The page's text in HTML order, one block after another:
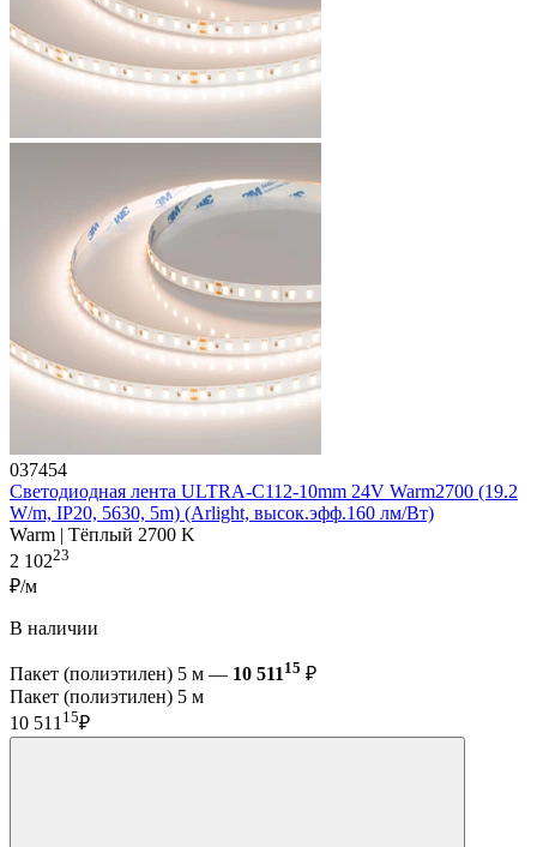
037454
Светодиодная лента ULTRA-C112-10mm 24V Warm2700 (19.2
W/m, IP20, 5630, 5m) (Arlight, высок.эфф.160 лм/Вт)
Warm | Тёплый 2700 K
2 10223
₽/м
В наличии
Пакет (полиэтилен) 5 м — 10 51115 ₽
Пакет (полиэтилен) 5 м
10 51115₽